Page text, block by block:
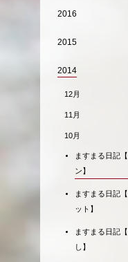
2016
2015
2014
12月
11月
10月
ますまる日記
ン】
ますまる日記
ット】
ますまる日記
し】